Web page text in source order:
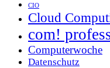
CIO
Cloud
com!
Computerwoche
Datenschutz